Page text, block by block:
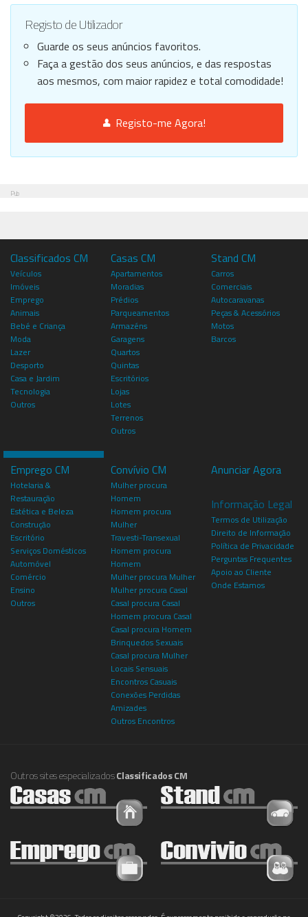
Registo de Utilizador
Guarde os seus anúncios favoritos.
Faça a gestão dos seus anúncios, e das respostas
aos mesmos, com maior rapidez e total comodidade!
Registo-me Agora!
Pub
Classificados CM
Veículos
Imóveis
Emprego
Animais
Bebé e Criança
Moda
Lazer
Desporto
Casa e Jardim
Tecnologia
Outros
Casas CM
Apartamentos
Moradias
Prédios
Parqueamentos
Armazéns
Garagens
Quartos
Quintas
Escritórios
Lojas
Lotes
Terrenos
Outros
Stand CM
Carros
Comerciais
Autocaravanas
Peças & Acessórios
Motos
Barcos
Emprego CM
Hotelaria &
Restauração
Estética e Beleza
Construção
Escritório
Serviços Domésticos
Automóvel
Comércio
Ensino
Outros
Convívio CM
Mulher procura
Homem
Homem procura
Mulher
Travesti-Transexual
Homem procura
Homem
Mulher procura Mulher
Mulher procura Casal
Casal procura Casal
Homem procura Casal
Casal procura Homem
Brinquedos Sexuais
Casal procura Mulher
Locais Sensuais
Encontros Casuais
Conexões Perdidas
Amizades
Outros Encontros
Anunciar Agora
Informação Legal
Termos de Utilização
Direito de Informação
Política de Privacidade
Perguntas Frequentes
Apoio ao Cliente
Onde Estamos
Outros sites especializadosClassificados CM